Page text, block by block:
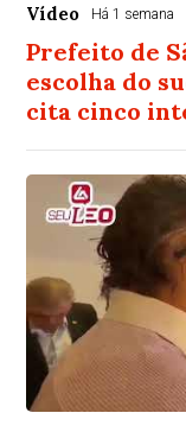
Vídeo Há 1 semana
Prefeito de
escolha do
cita cinco